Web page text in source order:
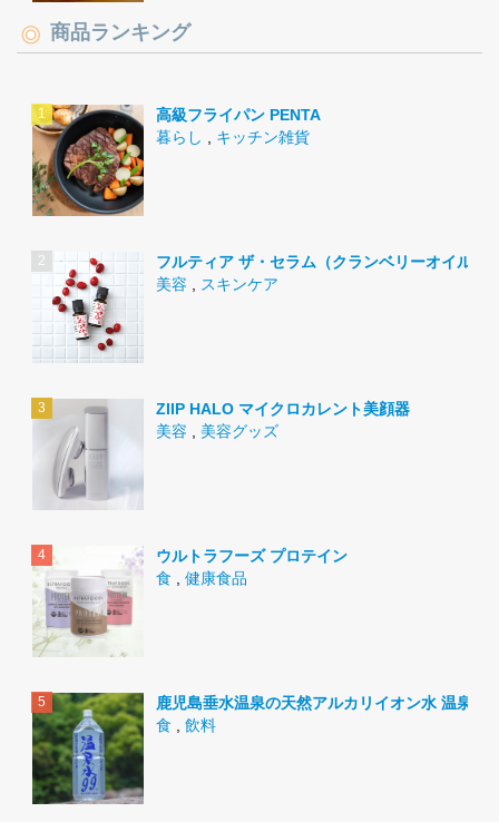
商品ランキング
高級フライパン PENTA
暮らし
キッチン雑貨
フルティア ザ・セラム（クランベリーオイル）
美容
スキンケア
ZIIP HALO マイクロカレント美顔器
美容
美容グッズ
ウルトラフーズ プロテイン
食
健康食品
鹿児島垂水温泉の天然アルカリイオン水 温泉水
食
飲料